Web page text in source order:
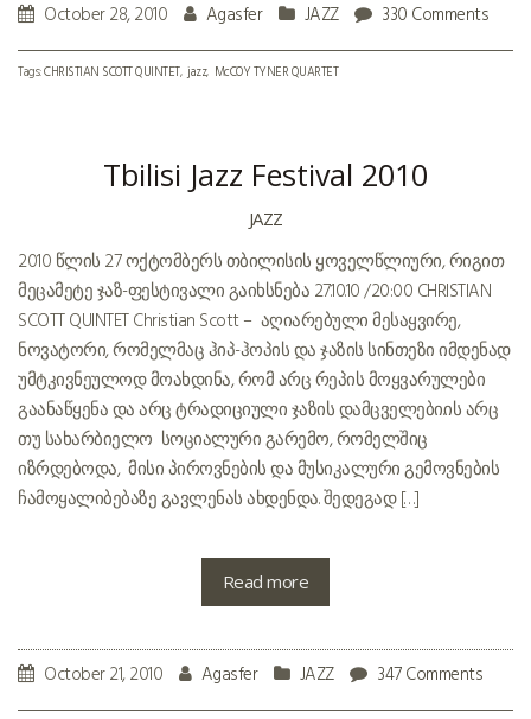
October 28, 2010 Agasfer JAZZ 330 Comments
Tags:CHRISTIAN SCOTT QUINTET jazz McCOY TYNER QUARTET
Tbilisi Jazz Festival 2010
JAZZ
2010 წლის 27 ოქტომბერს თბილისის ყოველწლიური, რიგით
მეცამეტე ჯაზ-ფესტივალი გაიხსნება 27.10.10 /20:00 CHRISTIAN
SCOTT QUINTET Christian Scott – აღიარებული მესაყვირე,
ნოვატორი, რომელმაც ჰიპ-ჰოპის და ჯაზის სინთეზი იმდენად
უმტკივნეულოდ მოახდინა, რომ არც რეპის მოყვარულები
გაანაწყენა და არც ტრადიციული ჯაზის დამცველები.ის არც
თუ სახარბიელო სოციალური გარემო, რომელშიც
იზრდებოდა, მისი პიროვნების და მუსიკალური გემოვნების
ჩამოყალიბებაზე გავლენას ახდენდა. შედეგად […]
Read more
October 21, 2010 Agasfer JAZZ 347 Comments